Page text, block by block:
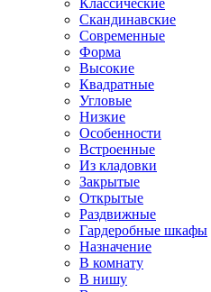
Классические
Скандинавские
Современные
Форма
Высокие
Квадратные
Угловые
Низкие
Особенности
Встроенные
Из кладовки
Закрытые
Открытые
Раздвижные
Гардеробные шкафы
Назначение
В комнату
В нишу